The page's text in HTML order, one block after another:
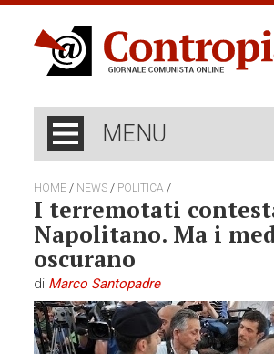
MENU
HOME / NEWS / POLITICA /
I terremotati
Napolitano. Ma i
oscurano
di Marco Santopadre